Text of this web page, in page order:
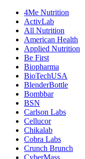
4Me Nutrition
ActivLab
All Nutrition
American Health
Applied Nutrition
Be First
Biopharma
BioTechUSA
BlenderBottle
Bombbar
BSN
Carlson Labs
Cellucor
Chikalab
Cobra Labs
Crunch Brunch
CyberMass